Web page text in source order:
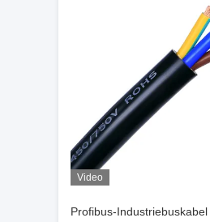
Video
Profibus-Industriebuskabel